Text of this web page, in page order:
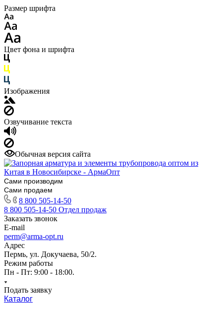
Размер шрифта
Цвет фона и шрифта
Изображения
Озвучивание текста
Обычная версия сайта
Сами производим
Сами продаем
8 800 505-14-50
8 800 505-14-50 Отдел продаж
Заказать звонок
E-mail
perm@arma-opt.ru
Адрес
Пермь, ул. Докучаева, 50/2.
Режим работы
Пн - Пт: 9:00 - 18:00.
Подать заявку
Каталог